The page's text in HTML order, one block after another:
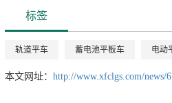
标签
轨道平车 蓄电池平板车 电动
本文网址： http://www.xfclgs.com/news/